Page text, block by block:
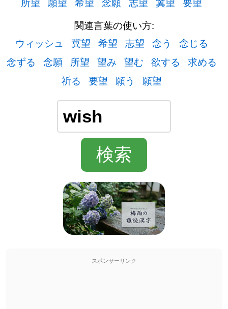
関連言葉の使い方:
ウィッシュ
冀望 希望 志望 念う
念じる
念ずる
念願 所望 望み 望む 欲する
求める
祈る
要望 願う 願望
スポンサーリンク